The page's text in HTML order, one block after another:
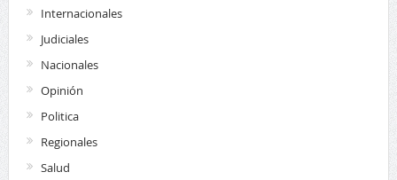
Internacionales
Judiciales
Nacionales
Opinión
Politica
Regionales
Salud